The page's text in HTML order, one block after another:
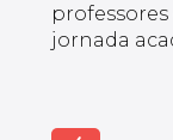
professores
jornada